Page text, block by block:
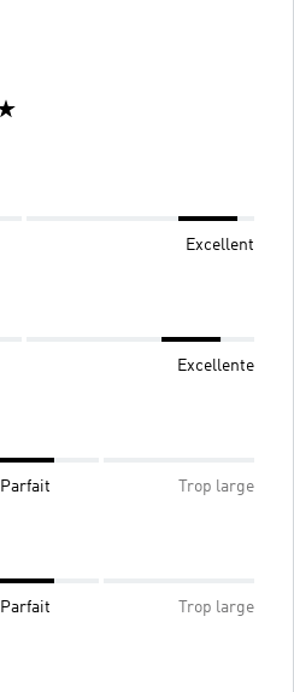
Excellent
Excellente
Parfait Trop large
Parfait Trop large